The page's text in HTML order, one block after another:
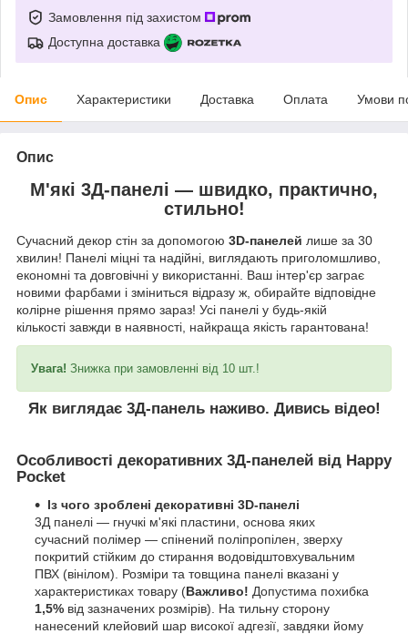
Замовлення під захистом
Доступна доставка
Опис Характеристики Доставка Оплата Умови
Опис
М'які 3Д-панелі — швидко, практично,
стильно!
Сучасний декор стін за допомогою 3D-панелей лише за 30
хвилин! Панелі міцні та надійні, виглядають приголомшливо,
економні та довговічні у використанні. Ваш інтер'єр заграє
новими фарбами і зміниться відразу ж, обирайте відповідне
колірне рішення прямо зараз! Усі панелі у будь-якій
кількості завжди в наявності, найкраща якість гарантована!
Увага! Знижка при замовленні від 10 шт.!
Як виглядає 3Д-панель наживо. Дивись відео!
Особливості декоративних 3Д-панелей від Happy
Pocket
Із чого зроблені декоративні 3D-панелі
3Д панелі — гнучкі м'які пластини, основа яких
сучасний полімер — спінений поліпропілен, зверху
покритий стійким до стирання водовідштовхувальним
ПВХ (вінілом). Розміри та товщина панелі вказані у
характеристиках товару (Важливо! Допустима похибка
1,5% від зазначених розмірів). На тильну сторону
нанесений клейовий шар високої адгезії, завдяки йому